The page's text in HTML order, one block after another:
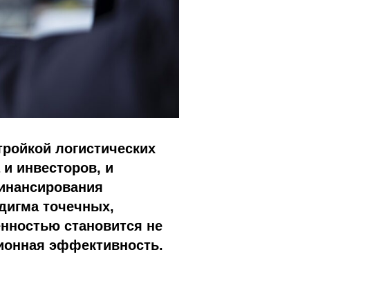
логистических
инвесторов, и
точечных,
становится не
эффективность.